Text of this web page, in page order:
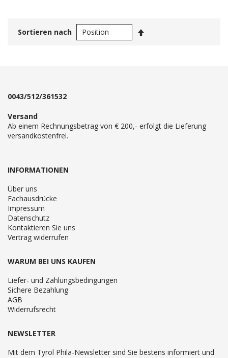
Sortieren nach
0043/512/361532
Versand
Ab einem Rechnungsbetrag von € 200,- erfolgt die Lieferung
versandkostenfrei.
INFORMATIONEN
Über uns
Fachausdrücke
Impressum
Datenschutz
Kontaktieren Sie uns
Vertrag widerrufen
WARUM BEI UNS KAUFEN
Liefer- und Zahlungsbedingungen
Sichere Bezahlung
AGB
Widerrufsrecht
NEWSLETTER
Mit dem Tyrol Phila-Newsletter sind Sie bestens informiert und